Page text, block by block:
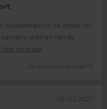
wandelingen in de winter en
oren en van de
hele recensie
(Automatisch vertaald *)
05-03-2022